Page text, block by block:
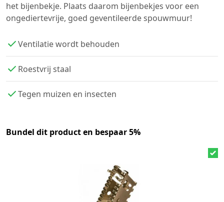
het bijenbekje. Plaats daarom bijenbekjes voor een
ongediertevrije, goed geventileerde spouwmuur!
Ventilatie wordt behouden
Roestvrij staal
Tegen muizen en insecten
Bundel dit product en bespaar 5%